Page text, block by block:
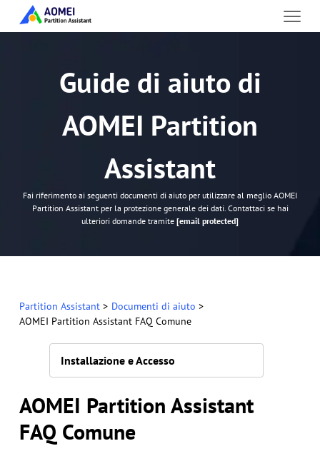
Guide di aiuto di
AOMEI Partition
Assistant
Fai riferimento ai seguenti documenti di aiuto per utilizzare al meglio AOMEI
Partition Assistant per la protezione generale dei dati. Contattaci se hai
ulteriori domande tramite [email protected]
Partition Assistant> Documenti di aiuto >
AOMEI Partition Assistant FAQ Comune
Installazione e Accesso
AOMEI Partition Assistant
FAQ Comune